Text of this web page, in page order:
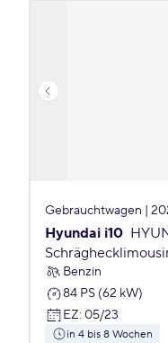
Gebrauchtwagen |
Hyundai i10
Benzin
84 PS (62 kW)
EZ: 05/23
in 4 bis 8 Wochen